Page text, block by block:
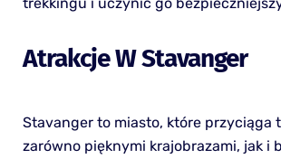
Atrakcje W Stavanger
Stavanger to miasto, które przyciąga
zarówno pięknymi krajobrazami, jak i